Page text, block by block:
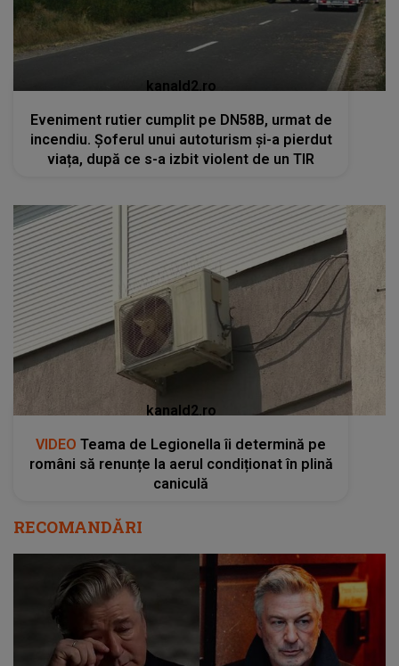
kanald2.ro
Eveniment rutier cumplit pe DN58B, urmat de
incendiu. Șoferul unui autoturism și-a pierdut
viața, după ce s-a izbit violent de un TIR
kanald2.ro
VIDEO Teama de Legionella îi determină pe
români să renunțe la aerul condiționat în plină
caniculă
RECOMANDĂRI